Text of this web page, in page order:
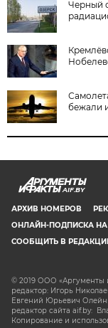
Черный
бежали
AIF.BY
АРХИВ НОМЕРОВ
ОНЛАЙН-ПОДПИСКА
СООБЩИТЬ В
© 2019 ООО «Аргументы
редактор: Игорь
Евгений Юрьевич
редактор сайта aif.by:
Копирование и